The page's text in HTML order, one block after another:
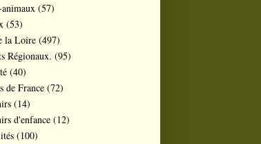
(57)
(53)
la Loire (497)
Régionaux. (95)
(40)
de France (72)
(14)
d'enfance (12)
(100)